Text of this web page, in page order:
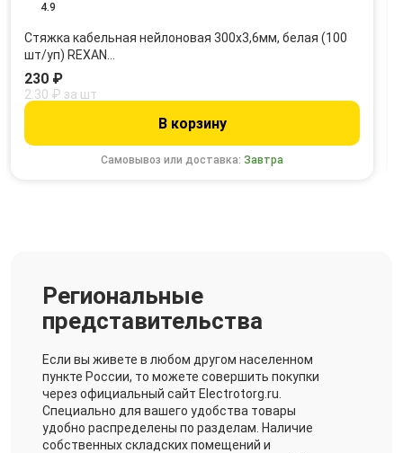
4.9
Стяжка кабельная нейлоновая 300x3,6мм, белая (100
шт/уп) REXAN…
Самовывоз или доставка:Завтра
230 ₽
2.30 ₽ за шт
В корзину
Региональные
представительства
Если вы живете в любом другом населенном
пункте России, то можете совершить покупки
через официальный сайт Electrotorg.ru.
Специально для вашего удобства товары
удобно распределены по разделам. Наличие
собственных складских помещений и